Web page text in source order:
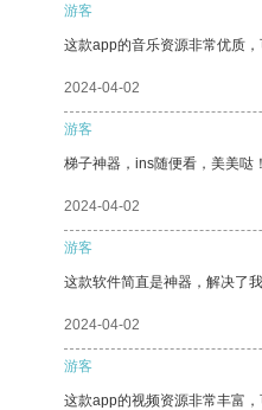
游客
这款app的音乐资源非常优质，
2024-04-02
游客
梯子神器，ins随便看，美美哒！
2024-04-02
游客
这款软件简直是神器，解决了我
2024-04-02
游客
这款app的视频资源非常丰富，